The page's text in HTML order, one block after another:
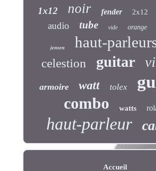
1x12 noir fender 2x12
audio tube vide orange
jensen haut-
celestion guitar
armoire watt tolex
combo watts
haut-parleur
Accueil